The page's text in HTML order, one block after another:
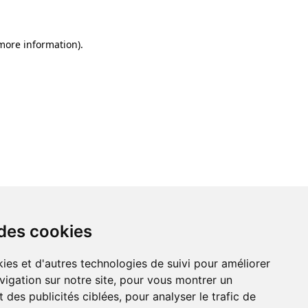
cookies
et d'autres technologies de suivi pour améliorer
sur notre site, pour vous montrer un
des publicités ciblées, pour analyser le trafic de
information).